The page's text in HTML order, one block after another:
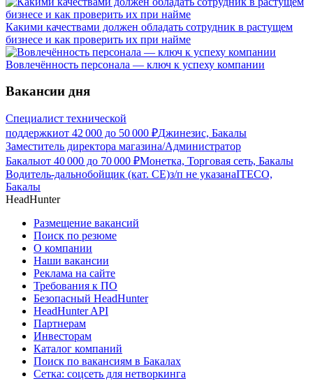
Какими качествами должен обладать сотрудник в растущем
бизнесе и как проверить их при найме
Вовлечённость персонала — ключ к успеху компании
Вакансии дня
Специалист технической
поддержкиот 42 000 до 50 000 ₽Джинезис, Бакалы
Заместитель директора магазина/Администратор
Бакалыот 40 000 до 70 000 ₽Монетка, Торговая сеть, Бакалы
Водитель-дальнобойщик (кат. CE)з/п не указанаITECO,
Бакалы
HeadHunter
Размещение вакансий
Поиск по резюме
О компании
Наши вакансии
Реклама на сайте
Требования к ПО
Безопасный HeadHunter
HeadHunter API
Партнерам
Инвесторам
Каталог компаний
Поиск по вакансиям в Бакалах
Сетка: соцсеть для нетворкинга